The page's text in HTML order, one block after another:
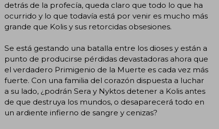
detrás de la profecía, queda claro que todo lo que ha
ocurrido y lo que todavía está por venir es mucho más
grande que Kolis y sus retorcidas obsesiones.
Se está gestando una batalla entre los dioses y están a
punto de producirse pérdidas devastadoras ahora que
el verdadero Primigenio de la Muerte es cada vez más
fuerte. Con una familia del corazón dispuesta a luchar
a su lado, ¿podrán Sera y Nyktos detener a Kolis antes
de que destruya los mundos, o desaparecerá todo en
un ardiente infierno de sangre y cenizas?